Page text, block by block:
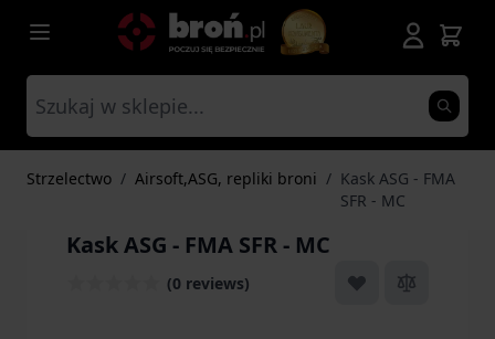
Przejdź do treści
Strzelectwo / Airsoft,ASG, repliki broni / Kask ASG - FMA
SFR - MC
Kask ASG - FMA SFR - MC
(0 reviews)